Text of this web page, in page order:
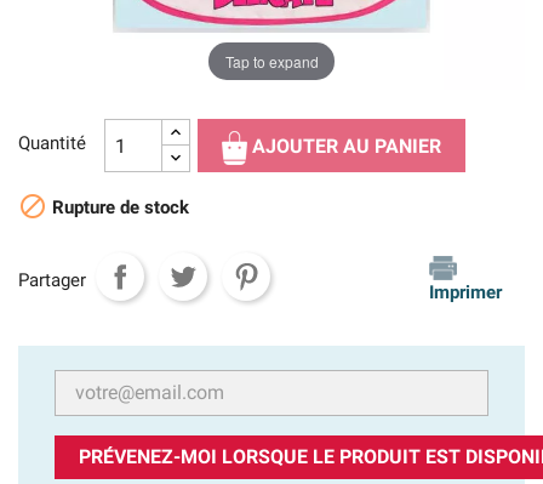
Tap to expand
Quantité AJOUTER AU PANIER
 Rupture de stock
Partager
Imprimer
PRÉVENEZ-MOI LORSQUE LE PRODUIT EST